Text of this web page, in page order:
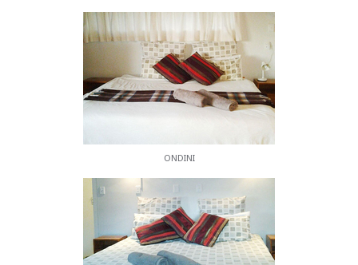
separate Dusche.
EINRICHTUNGEN
Bettwäsche und Handtücher werden gestellt und
alle Zimmer sind komplett gereinigt. Auf Anfrage
ist ein Wäscheservice verfügbar. Bei Bedarf können
auch zusätzliche Matratzen bereitgestellt werden.
Die Unterkunft verfügt über einen Tennisplatz mit
einem außergewöhnlichen Blick auf die Täler und
Berge. Es gibt viele malerische Wanderwege, die
direkt von der Unterkunft aus zugänglich sind, die
auch einen eigenen einheimischen Wald mit
angelegten Pfaden bietet. Es gibt auch genügend
sichere Parkplätze vor Ort. Es gibt einen Grillplatz
ONDINI